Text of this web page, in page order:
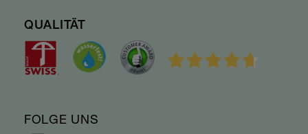
QUALITÄT
FOLGE UNS